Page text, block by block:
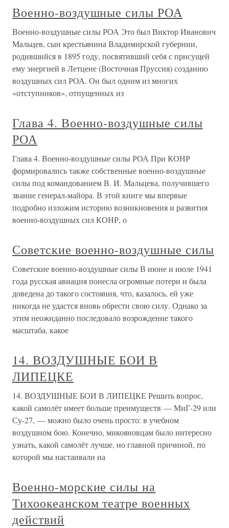
Военно-воздушные силы РОА
Военно-воздушные силы РОА Это был Виктор Иванович
Мальцев, сын крестьянина Владимирской губернии,
родившийся в 1895 году, посвятивший себя с присущей
ему энергией в Летцене (Восточная Пруссия) созданию
воздушных сил РОА. Он был одним из многих
«отступников», отпущенных из
Глава 4. Военно-воздушные силы
РОА
Глава 4. Военно-воздушные силы РОА При КОНР
формировались также собственные военно-воздушные
силы под командованием В. И. Мальцева, получившего
звание генерал-майора. В этой книге мы впервые
подробно изложим историю возникновения и развития
военно-воздушных сил КОНР, о
Советские военно-воздушные силы
Советские военно-воздушные силы В июне и июле 1941
года русская авиация понесла огромные потери и была
доведена до такого состояния, что, казалось, ей уже
никогда не удастся вновь обрести свою силу. Однако за
этим неожиданно последовало возрождение такого
масштаба, какое
14. ВОЗДУШНЫЕ БОИ В
ЛИПЕЦКЕ
14. ВОЗДУШНЫЕ БОИ В ЛИПЕЦКЕ Решить вопрос,
какой самолёт имеет больше преимуществ — МиГ-29 или
Су-27, — можно было очень просто: в учебном
воздушном бою. Конечно, микояновцам было интересно
узнать, какой самолёт лучше, но главной причиной, по
которой мы настаивали на
Военно-морские силы на
Тихоокеанском театре военных
действий